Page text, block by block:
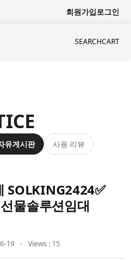
회원가입로그인
SEARCHCART
유게시판 사용 리뷰
SOLKING2424✅
물솔루션임대
19 Views : 15